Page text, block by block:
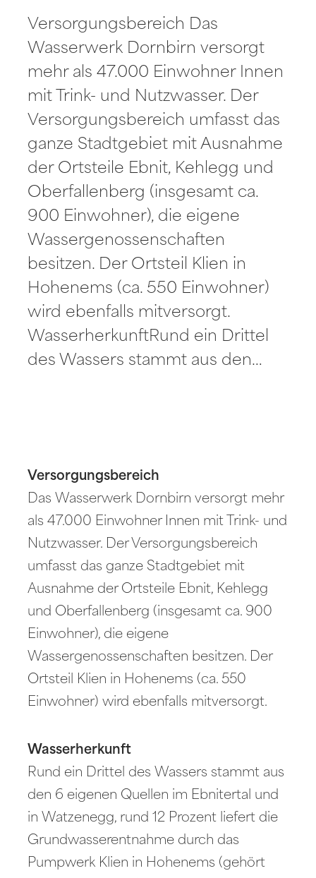
Versorgungsbereich Das
Wasserwerk Dornbirn versorgt
mehr als 47.000 Einwohner Innen
mit Trink- und Nutzwasser. Der
Versorgungsbereich umfasst das
ganze Stadtgebiet mit Ausnahme
der Ortsteile Ebnit, Kehlegg und
Oberfallenberg (insgesamt ca.
900 Einwohner), die eigene
Wassergenossenschaften
besitzen. Der Ortsteil Klien in
Hohenems (ca. 550 Einwohner)
wird ebenfalls mitversorgt.
WasserherkunftRund ein Drittel
des Wassers stammt aus den…
Versorgungsbereich
Das Wasserwerk Dornbirn versorgt mehr
als 47.000 Einwohner Innen mit Trink- und
Nutzwasser. Der Versorgungsbereich
umfasst das ganze Stadtgebiet mit
Ausnahme der Ortsteile Ebnit, Kehlegg
und Oberfallenberg (insgesamt ca. 900
Einwohner), die eigene
Wassergenossenschaften besitzen. Der
Ortsteil Klien in Hohenems (ca. 550
Einwohner) wird ebenfalls mitversorgt.
Wasserherkunft
Rund ein Drittel des Wassers stammt aus
den 6 eigenen Quellen im Ebnitertal und
in Watzenegg, rund 12 Prozent liefert die
Grundwasserentnahme durch das
Pumpwerk Klien in Hohenems (gehört